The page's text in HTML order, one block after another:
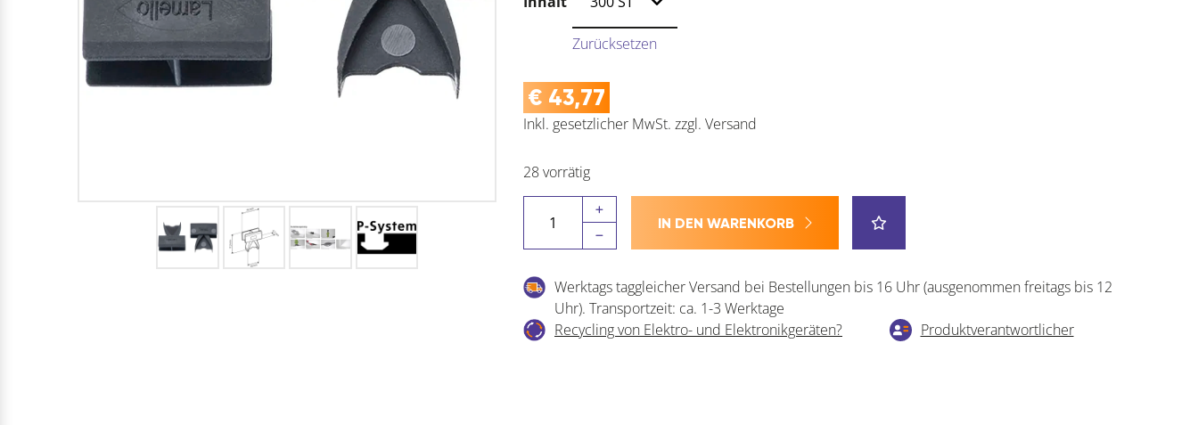
Zurücksetzen
€ 43,77
Inkl. gesetzlicher MwSt. zzgl. Versand
28 vorrätig
Vorspann-
Clip
Verbinder
Tenso
P-
IN DEN WARENKORB
Werktags taggleicher Versand bei Bestellungen bis 16 Uhr (ausgenommen freitags bis 12
Uhr). Transportzeit: ca. 1-3 Werktage
Recycling von Elektro- und Elektronikgeräten?
Produktverantwortlicher